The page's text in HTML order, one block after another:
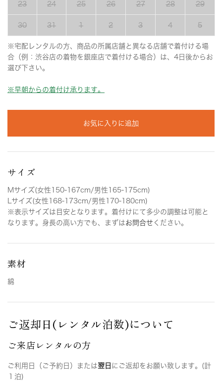
23 24 25 26 27 28 29
30 31 1 2 3 4 5
※宅配レンタルの方、商品の所属店舗と異なる店舗で着付ける場
合（例：渋谷店の着物を銀座店で着付ける場合）は、4日後からお
選び下さい。
※早朝からの着付け承ります。
お気に入りに追加
サイズ
Mサイズ(女性150-167cm/男性165-175cm)
Lサイズ(女性168-173cm/男性170-180cm)
※表示サイズは目安となります。着付けにて多少の調整は可能と
なります。身長の高い方でも、まずはお問合せ ください。
素材
綿
ご返却日(レンタル泊数)について
ご来店レンタルの方
ご利用日（ご予約日）または翌日 にご返却をお願い致します。(計
１泊)